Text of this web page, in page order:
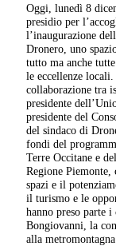
Oggi, lunedì 8
presidio per
l’inaugurazione
Dronero, uno
tutto ma anche
le eccellenze
collaborazione tra
presidente
presidente del
del sindaco di
fondi del
Terre Occitane e
Regione
spazi e il
il turismo e le
hanno preso parte
Bongiovanni, la
alla